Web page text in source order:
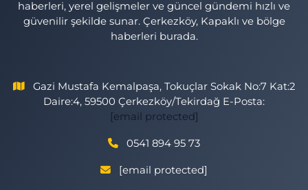
haberleri, yerel gelişmeler ve güncel gündemi hızlı ve
güvenilir şekilde sunar. Çerkezköy, Kapaklı ve bölge
haberleri burada.
Gazi Mustafa Kemalpaşa, Tokuçlar Sokak No:7 Kat:2
Daire:4, 59500 Çerkezköy/Tekirdağ E-Posta:
[email protected]
0541 894 95 73
[email protected]